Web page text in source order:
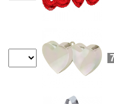
Eichhörnchen
CHF 70
Falco Gin (CH)
CHF 69